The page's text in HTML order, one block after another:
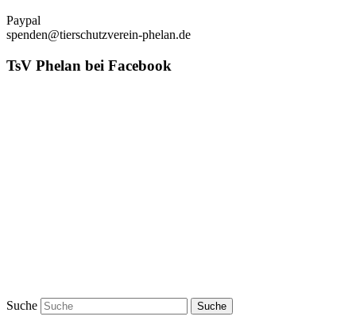
Paypal
spenden@tierschutzverein-phelan.de
TsV Phelan bei Facebook
Suche